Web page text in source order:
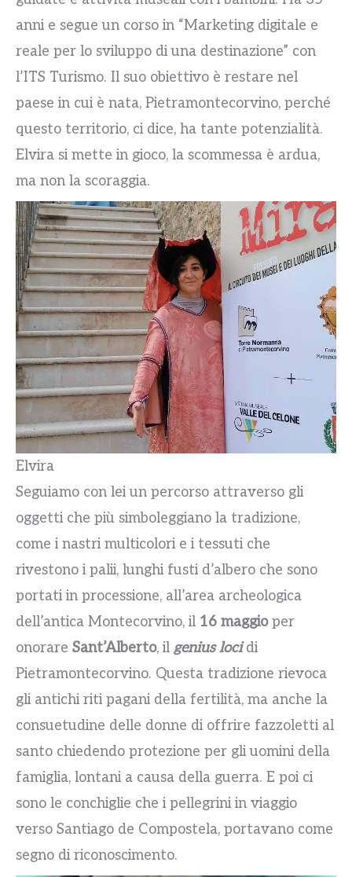
anni e segue un corso in “Marketing digitale e
reale per lo sviluppo di una destinazione” con
l’ITS Turismo. Il suo obiettivo è restare nel
paese in cui è nata, Pietramontecorvino, perché
questo territorio, ci dice, ha tante potenzialità.
Elvira si mette in gioco, la scommessa è ardua,
ma non la scoraggia.
Elvira
Seguiamo con lei un percorso attraverso gli
oggetti che più simboleggiano la tradizione,
come i nastri multicolori e i tessuti che
rivestono i palii, lunghi fusti d’albero che sono
portati in processione, all’area archeologica
dell’antica Montecorvino, il 16 maggioper
onorare Sant’Alberto, il genius locidi
Pietramontecorvino. Questa tradizione rievoca
gli antichi riti pagani della fertilità, ma anche la
consuetudine delle donne di offrire fazzoletti al
santo chiedendo protezione per gli uomini della
famiglia, lontani a causa della guerra. E poi ci
sono le conchiglie che i pellegrini in viaggio
verso Santiago de Compostela, portavano come
segno di riconoscimento.